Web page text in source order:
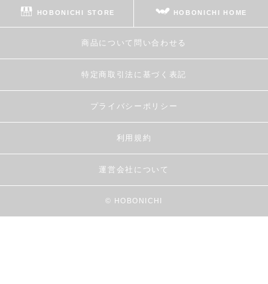
HOBONICHI STORE HOBONICHI HOME
商品について問い合わせる
特定商取引法に基づく表記
プライバシーポリシー
利用規約
運営会社について
© HOBONICHI